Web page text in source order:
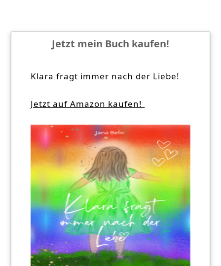
Jetzt mein Buch kaufen!
Klara fragt immer nach der Liebe!
Jetzt auf Amazon kaufen!